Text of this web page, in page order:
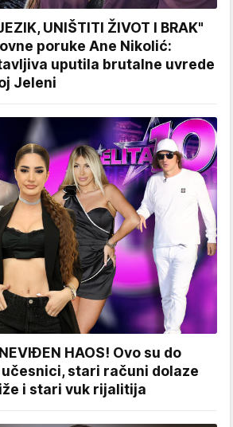
UNIŠTITI ŽIVOT I BRAK"
poruke Ane Nikolić:
uputila brutalne uvrede
Jeleni
HAOS! Ovo su do
stari računi dolaze
i stari vuk rijalitija